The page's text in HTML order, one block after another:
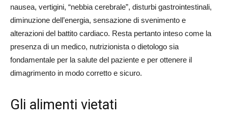
nausea, vertigini, “nebbia cerebrale”, disturbi gastrointestinali,
diminuzione dell’energia, sensazione di svenimento e
alterazioni del battito cardiaco. Resta pertanto inteso come la
presenza di un medico, nutrizionista o dietologo sia
fondamentale per la salute del paziente e per ottenere il
dimagrimento in modo corretto e sicuro.
Gli alimenti vietati